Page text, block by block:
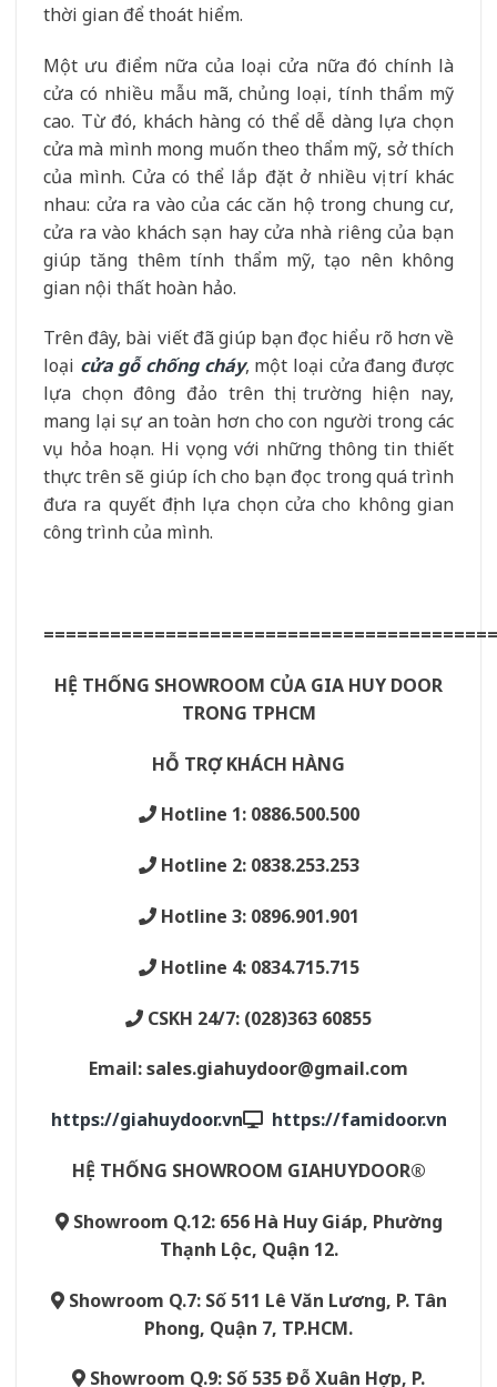
thời gian để thoát hiểm.
Một ưu điểm nữa của loại cửa nữa đó chính là
cửa có nhiều mẫu mã, chủng loại, tính thẩm mỹ
cao. Từ đó, khách hàng có thể dễ dàng lựa chọn
cửa mà mình mong muốn theo thẩm mỹ, sở thích
của mình. Cửa có thể lắp đặt ở nhiều vị trí khác
nhau: cửa ra vào của các căn hộ trong chung cư,
cửa ra vào khách sạn hay cửa nhà riêng của bạn
giúp tăng thêm tính thẩm mỹ, tạo nên không
gian nội thất hoàn hảo.
Trên đây, bài viết đã giúp bạn đọc hiểu rõ hơn về
loại cửa gỗ chống cháy, một loại cửa đang được
lựa chọn đông đảo trên thị trường hiện nay,
mang lại sự an toàn hơn cho con người trong các
vụ hỏa hoạn. Hi vọng với những thông tin thiết
thực trên sẽ giúp ích cho bạn đọc trong quá trình
đưa ra quyết định lựa chọn cửa cho không gian
công trình của mình.
HỆ THỐNG SHOWROOM CỦA GIA HUY DOOR
TRONG TPHCM
HỖ TRỢ KHÁCH HÀNG
Hotline 1: 0886.500.500
Hotline 2: 0838.253.253
Hotline 3: 0896.901.901
Hotline 4: 0834.715.715
CSKH 24/7: (028)363 60855
Email:sales.giahuydoor@gmail.com
https://giahuydoor.vn https://famidoor.vn
HỆ THỐNG SHOWROOM GIAHUYDOOR®
Showroom Q.12: 656 Hà Huy Giáp, Phường
Thạnh Lộc, Quận 12.
Showroom Q.7: Số 511 Lê Văn Lương, P. Tân
Phong, Quận 7, TP.HCM.
Showroom Q.9: Số 535 Đỗ Xuân Hợp, P.